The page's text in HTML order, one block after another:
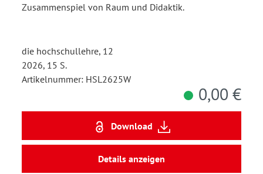
Zusammenspiel von Raum und Didaktik.
die hochschullehre, 12
2026, 15 S.
Artikelnummer: HSL2625W
0,00 €
Download
Details anzeigen